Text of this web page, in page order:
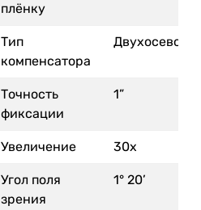
плёнку
Тип
компенсатора
Двухосевой
Точность
фиксации
1”
Увеличение 30х
Угол поля
зрения
1° 20’